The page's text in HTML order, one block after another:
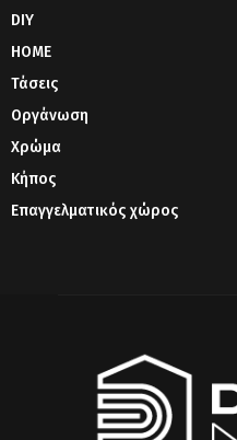
DIY
HOME
Τάσεις
Οργάνωση
Χρώμα
Κήπος
Επαγγελματικός χώρος